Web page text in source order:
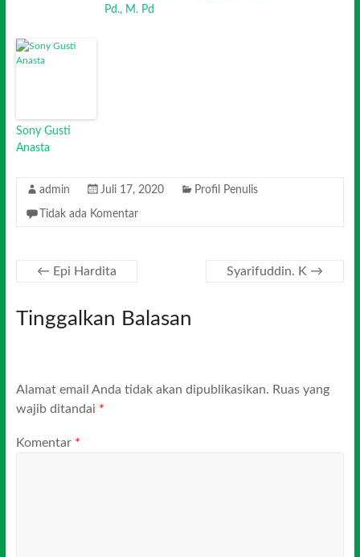
Pd., M. Pd
Sony Gusti
Anasta
admin Juli 17, 2020 Profil Penulis
Tidak ada Komentar
← Epi Hardita Syarifuddin. K →
Tinggalkan Balasan
Alamat email Anda tidak akan dipublikasikan. Ruas yang
wajib ditandai *
Komentar *